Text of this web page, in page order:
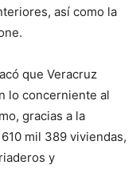
así como la
que Veracruz
lo concerniente al
gracias a la
mil 389 viviendas,
y